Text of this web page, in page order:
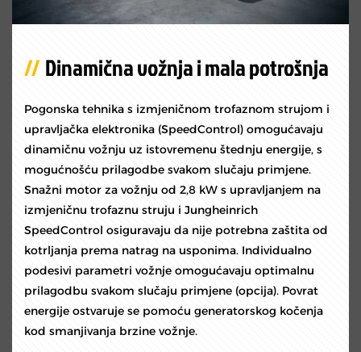
Dinamična vožnja i mala potrošnja
Pogonska tehnika s izmjeničnom trofaznom strujom i
upravljačka elektronika (SpeedControl) omogućavaju
dinamičnu vožnju uz istovremenu štednju energije, s
mogućnošću prilagodbe svakom slučaju primjene.
Snažni motor za vožnju od 2,8 kW s upravljanjem na
izmjeničnu trofaznu struju i Jungheinrich
SpeedControl osiguravaju da nije potrebna zaštita od
kotrljanja prema natrag na usponima. Individualno
podesivi parametri vožnje omogućavaju optimalnu
prilagodbu svakom slučaju primjene (opcija). Povrat
energije ostvaruje se pomoću generatorskog kočenja
kod smanjivanja brzine vožnje.